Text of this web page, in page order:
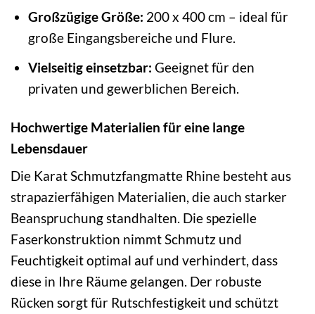
Großzügige Größe: 200 x 400 cm – ideal für
große Eingangsbereiche und Flure.
Vielseitig einsetzbar: Geeignet für den
privaten und gewerblichen Bereich.
Hochwertige Materialien für eine lange
Lebensdauer
Die Karat Schmutzfangmatte Rhine besteht aus
strapazierfähigen Materialien, die auch starker
Beanspruchung standhalten. Die spezielle
Faserkonstruktion nimmt Schmutz und
Feuchtigkeit optimal auf und verhindert, dass
diese in Ihre Räume gelangen. Der robuste
Rücken sorgt für Rutschfestigkeit und schützt